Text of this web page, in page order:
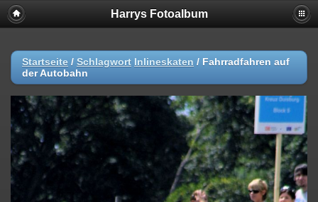
Harrys Fotoalbum
Startseite / Schlagwort Inlineskaten / Fahrradfahren auf
der Autobahn